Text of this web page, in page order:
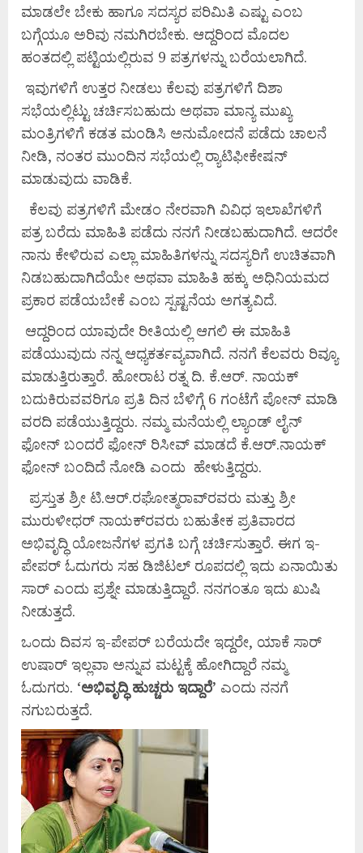
ಮಾಡಲೇ ಬೇಕು ಹಾಗೂ ಸದಸ್ಯರ ಪರಿಮಿತಿ ಎಷ್ಟು ಎಂಬ
ಬಗ್ಗೆಯೂ ಅರಿವು ನಮಗಿರಬೇಕು. ಆದ್ದರಿಂದ ಮೊದಲ
ಹಂತದಲ್ಲಿ ಪಟ್ಟಿಯಲ್ಲಿರುವ 9 ಪತ್ರಗಳನ್ನು ಬರೆಯಲಾಗಿದೆ.
ಇವುಗಳಿಗೆ ಉತ್ತರ ನೀಡಲು ಕೆಲವು ಪತ್ರಗಳಿಗೆ ದಿಶಾ
ಸಭೆಯಲ್ಲಿಟ್ಟು ಚರ್ಚಿಸಬಹುದು ಅಥವಾ ಮಾನ್ಯ ಮುಖ್ಯ
ಮಂತ್ರಿಗಳಿಗೆ ಕಡತ ಮಂಡಿಸಿ ಅನುಮೋದನೆ ಪಡೆದು ಚಾಲನೆ
ನೀಡಿ, ನಂತರ ಮುಂದಿನ ಸಭೆಯಲ್ಲಿ ರ್‍ಯಾಟಿಫೀಕೇಷನ್
ಮಾಡುವುದು ವಾಡಿಕೆ.
ಕೆಲವು ಪತ್ರಗಳಿಗೆ ಮೇಡಂ ನೇರವಾಗಿ ವಿವಿಧ ಇಲಾಖೆಗಳಿಗೆ
ಪತ್ರ ಬರೆದು ಮಾಹಿತಿ ಪಡೆದು ನನಗೆ ನೀಡಬಹುದಾಗಿದೆ. ಆದರೇ
ನಾನು ಕೇಳಿರುವ ಎಲ್ಲಾ ಮಾಹಿತಿಗಳನ್ನು ಸದಸ್ಯರಿಗೆ ಉಚಿತವಾಗಿ
ನಿಡಬಹುದಾಗಿದೆಯೇ ಅಥವಾ ಮಾಹಿತಿ ಹಕ್ಕು ಅಧಿನಿಯಮದ
ಪ್ರಕಾರ ಪಡೆಯಬೇಕೆ ಎಂಬ ಸ್ಪಷ್ಟನೆಯ ಅಗತ್ಯವಿದೆ.
ಆದ್ದರಿಂದ ಯಾವುದೇ ರೀತಿಯಲ್ಲಿ ಆಗಲಿ ಈ ಮಾಹಿತಿ
ಪಡೆಯುವುದು ನನ್ನ ಆಧ್ಯಕರ್ತವ್ಯವಾಗಿದೆ. ನನಗೆ ಕೆಲವರು ರಿವ್ಯೂ
ಮಾಡುತ್ತಿರುತ್ತಾರೆ. ಹೋರಾಟ ರತ್ನ ದಿ. ಕೆ.ಆರ್. ನಾಯಕ್
ಬದುಕಿರುವವರಿಗೂ ಪ್ರತಿ ದಿನ ಬೆಳಿಗ್ಗೆ 6 ಗಂಟೆಗೆ ಪೋನ್ ಮಾಡಿ
ವರದಿ ಪಡೆಯುತ್ತಿದ್ದರು. ನಮ್ಮ ಮನೆಯಲ್ಲಿ ಲ್ಯಾಂಡ್ ಲೈನ್
ಫೋನ್ ಬಂದರೆ ಫೋನ್ ರಿಸೀವ್ ಮಾಡದೆ ಕೆ.ಆರ್.ನಾಯಕ್
ಫೋನ್ ಬಂದಿದೆ ನೋಡಿ ಎಂದು ಹೇಳುತ್ತಿದ್ದರು.
ಪ್ರಸ್ತುತ ಶ್ರೀ ಟಿ.ಆರ್.ರಘೋತ್ಮರಾವ್‌ರವರು ಮತ್ತು ಶ್ರೀ
ಮುರುಳೀಧರ್ ನಾಯಕ್‌ರವರು ಬಹುತೇಕ ಪ್ರತಿವಾರದ
ಅಭಿವೃದ್ಧಿ ಯೋಜನೆಗಳ ಪ್ರಗತಿ ಬಗ್ಗೆ ಚರ್ಚಿಸುತ್ತಾರೆ. ಈಗ ಇ-
ಪೇಪರ್ ಓದುಗರು ಸಹ ಡಿಜಿಟಲ್ ರೂಪದಲ್ಲಿ ಇದು ಏನಾಯಿತು
ಸಾರ್ ಎಂದು ಪ್ರಶ್ನೇ ಮಾಡುತ್ತಿದ್ದಾರೆ. ನನಗಂತೂ ಇದು ಖುಷಿ
ನೀಡುತ್ತದೆ.
ಒಂದು ದಿವಸ ಇ-ಪೇಪರ್ ಬರೆಯದೇ ಇದ್ದರೇ, ಯಾಕೆ ಸಾರ್
ಉಷಾರ್ ಇಲ್ಲವಾ ಅನ್ನುವ ಮಟ್ಟಕ್ಕೆ ಹೋಗಿದ್ದಾರೆ ನಮ್ಮ
ಓದುಗರು. ‘ಅಭಿವೃದ್ಧಿ ಹುಚ್ಚರು ಇದ್ದಾರೆ’ ಎಂದು ನನಗೆ
ನಗುಬರುತ್ತದೆ.